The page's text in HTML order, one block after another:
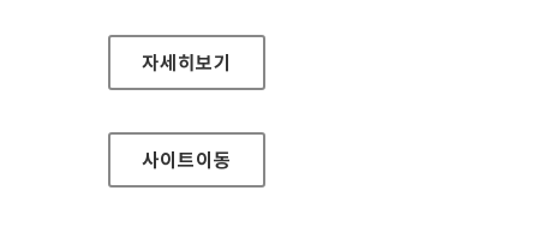
공예포털
자세히보기
사이트이동